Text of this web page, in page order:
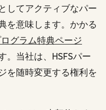
してアクティブなパー
を意味します。かかる
グラム特典ページ
。当社は、HSFSパー
を随時変更する権利を